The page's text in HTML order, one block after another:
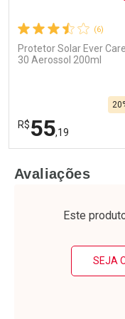
Ativar Desconto
(6)
Protetor Solar Ever
30 Aerossol 200ml
R$55,19
Laboratório
Por Menos
Avaliações
Este
SEJA